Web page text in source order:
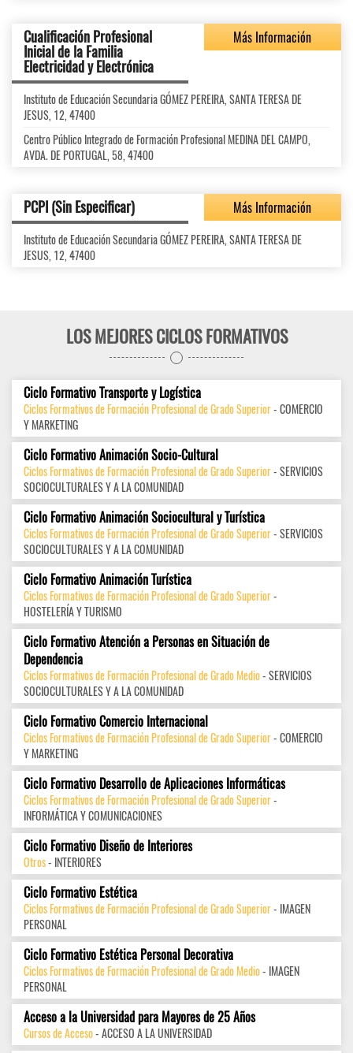
Cualificación Profesional
Inicial de la Familia
Electricidad y Electrónica
Más Información
Instituto de Educación Secundaria GÓMEZ PEREIRA, SANTA TERESA DE
JESUS, 12, 47400
Centro Público Integrado de Formación Profesional MEDINA DEL CAMPO,
AVDA. DE PORTUGAL, 58, 47400
PCPI (Sin Especificar) Más Información
Instituto de Educación Secundaria GÓMEZ PEREIRA, SANTA TERESA DE
JESUS, 12, 47400
LOS MEJORES CICLOS FORMATIVOS
Ciclo Formativo Transporte y Logística
Ciclos Formativos de Formación Profesional de Grado Superior- COMERCIO
Y MARKETING
Ciclo Formativo Animación Socio-Cultural
Ciclos Formativos de Formación Profesional de Grado Superior- SERVICIOS
SOCIOCULTURALES Y A LA COMUNIDAD
Ciclo Formativo Animación Sociocultural y Turística
Ciclos Formativos de Formación Profesional de Grado Superior- SERVICIOS
SOCIOCULTURALES Y A LA COMUNIDAD
Ciclo Formativo Animación Turística
Ciclos Formativos de Formación Profesional de Grado Superior-
HOSTELERÍA Y TURISMO
Ciclo Formativo Atención a Personas en Situación de
Dependencia
Ciclos Formativos de Formación Profesional de Grado Medio- SERVICIOS
SOCIOCULTURALES Y A LA COMUNIDAD
Ciclo Formativo Comercio Internacional
Ciclos Formativos de Formación Profesional de Grado Superior- COMERCIO
Y MARKETING
Ciclo Formativo Desarrollo de Aplicaciones Informáticas
Ciclos Formativos de Formación Profesional de Grado Superior-
INFORMÁTICA Y COMUNICACIONES
Ciclo Formativo Diseño de Interiores
Otros- INTERIORES
Ciclo Formativo Estética
Ciclos Formativos de Formación Profesional de Grado Superior- IMAGEN
PERSONAL
Ciclo Formativo Estética Personal Decorativa
Ciclos Formativos de Formación Profesional de Grado Medio- IMAGEN
PERSONAL
Acceso a la Universidad para Mayores de 25 Años
Cursos de Acceso- ACCESO A LA UNIVERSIDAD